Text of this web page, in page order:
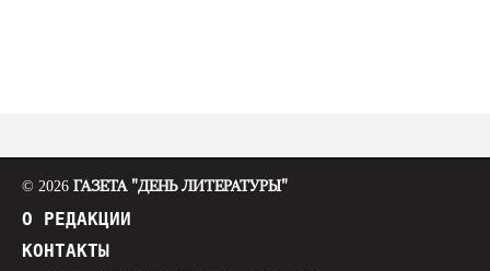
© 2026 ГАЗЕТА "ДЕНЬ ЛИТЕРАТУРЫ"
О РЕДАКЦИИ
КОНТАКТЫ